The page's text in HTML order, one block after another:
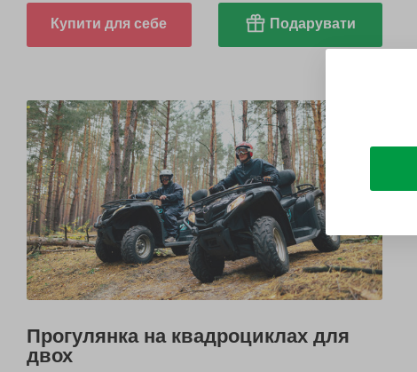
Купити для себе Подарувати
Прогулянка на квадроциклах для
двох